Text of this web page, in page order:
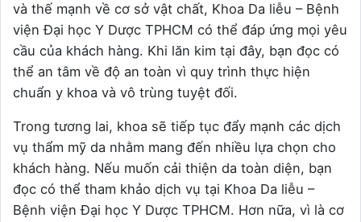
và thế mạnh về cơ sở vật chất, Khoa Da liễu – Bệnh
viện Đại học Y Dược TPHCM có thể đáp ứng mọi yêu
cầu của khách hàng. Khi lăn kim tại đây, bạn đọc có
thể an tâm về độ an toàn vì quy trình thực hiện
chuẩn y khoa và vô trùng tuyệt đối.
Trong tương lai, khoa sẽ tiếp tục đẩy mạnh các dịch
vụ thẩm mỹ da nhằm mang đến nhiều lựa chọn cho
khách hàng. Nếu muốn cải thiện da toàn diện, bạn
đọc có thể tham khảo dịch vụ tại Khoa Da liễu –
Bệnh viện Đại học Y Dược TPHCM. Hơn nữa, vì là cơ